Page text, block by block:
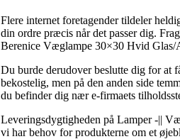
Flere internet foretagender tildeler
din ordre præcis når det passer dig.
Berenice Væglampe 30×30 Hvid Glas/
Du burde derudover beslutte dig for at
bekostelig, men på den anden side
du befinder dig nær e-firmaets
Leveringsdygtigheden på Lamper -||
vi har behov for produkterne om et